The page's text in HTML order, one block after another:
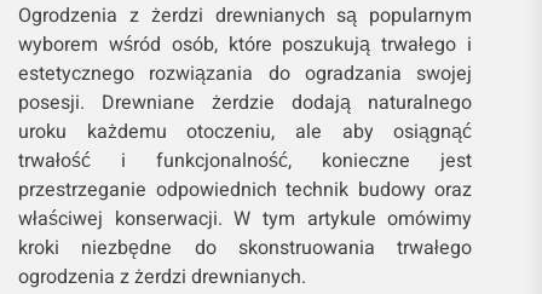
Ogrodzenia z żerdzi drewnianych są popularnym
wyborem wśród osób, które poszukują trwałego i
estetycznego rozwiązania do ogradzania swojej
posesji. Drewniane żerdzie dodają naturalnego
uroku każdemu otoczeniu, ale aby osiągnąć
trwałość i funkcjonalność, konieczne jest
przestrzeganie odpowiednich technik budowy oraz
właściwej konserwacji. W tym artykule omówimy
kroki niezbędne do skonstruowania trwałego
ogrodzenia z żerdzi drewnianych.